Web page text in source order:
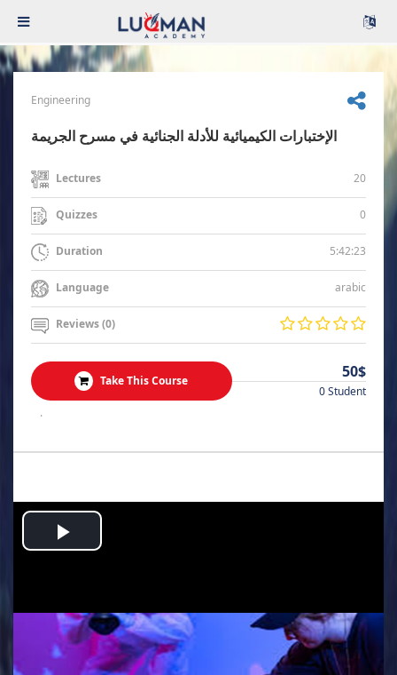
Engineering
الإختبارات الكيميائية للأدلة الجنائية في مسرح الجريمة
Lectures 20
Quizzes 0
Duration 5:42:23
Language arabic
Reviews (0)
Take This Course 50$
0 Student
.
Play